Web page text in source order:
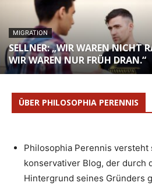
MIGRATION
SELLNER: „WIR WAREN NICHT
WIR WAREN NUR FRÜH DRAN.“
ÜBER PHILOSOPHIA PERENNIS
Philosophia Perennis versteht
konservativer Blog, der durch
Hintergrund seines Gründers